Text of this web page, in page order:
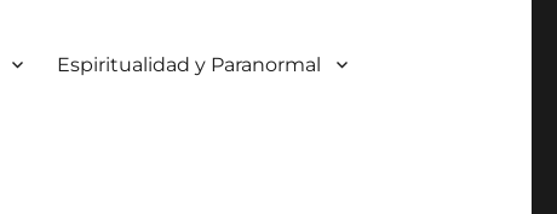
Espiritualidad y Paranormal